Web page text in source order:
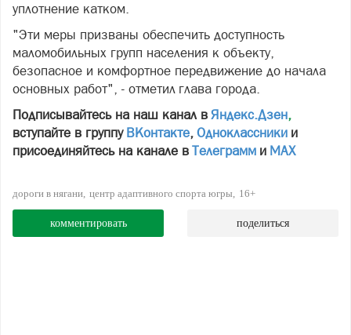
уплотнение катком.
"Эти меры призваны обеспечить доступность
маломобильных групп населения к объекту,
безопасное и комфортное передвижение до начала
основных работ", - отметил глава города.
Подписывайтесь на наш канал в Яндекс.Дзен,
вступайте в группу ВКонтакте, Одноклассники и
присоединяйтесь на канале в Телеграмм и МАХ
дороги в нягани центр адаптивного спорта югры 16+
комментировать поделиться